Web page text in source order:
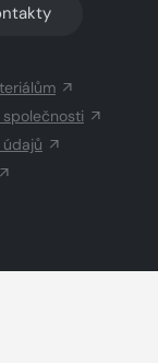
společnosti